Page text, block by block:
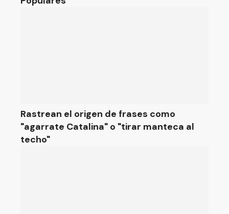
Rastrean el origen de frases como
"agarrate Catalina" o "tirar manteca al
techo"